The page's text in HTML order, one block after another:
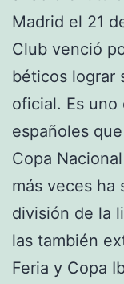
Madrid el 21
Club venció
béticos lograr
oficial. Es
españoles
Copa
más veces ha
división de la
las también
Feria y Copa